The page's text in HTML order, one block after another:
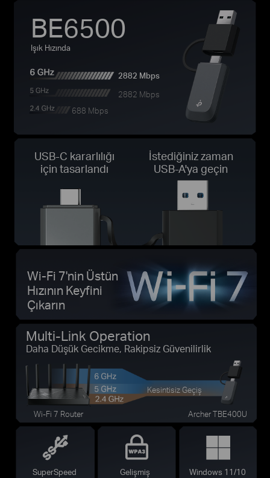
BE6500
Işık Hızında
2882 Mbps
2882 Mbps
688 Mbps
Wi-Fi 7'nin Üstün
Hızının Keyfini
Çıkarın
Multi-Link Operation
Daha Düşük Gecikme, Rakipsiz Güvenilirlik
Kesintisiz Geçiş
Wi-Fi 7 Router Archer TBE400U
USB-C kararlılığı
için tasarlandı
İstediğiniz zaman
USB-A'ya geçin
SuperSpeed
Gelişmiş
Windows 11/10